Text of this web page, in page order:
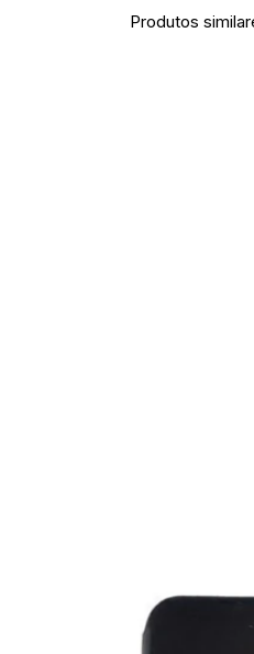
Produtos